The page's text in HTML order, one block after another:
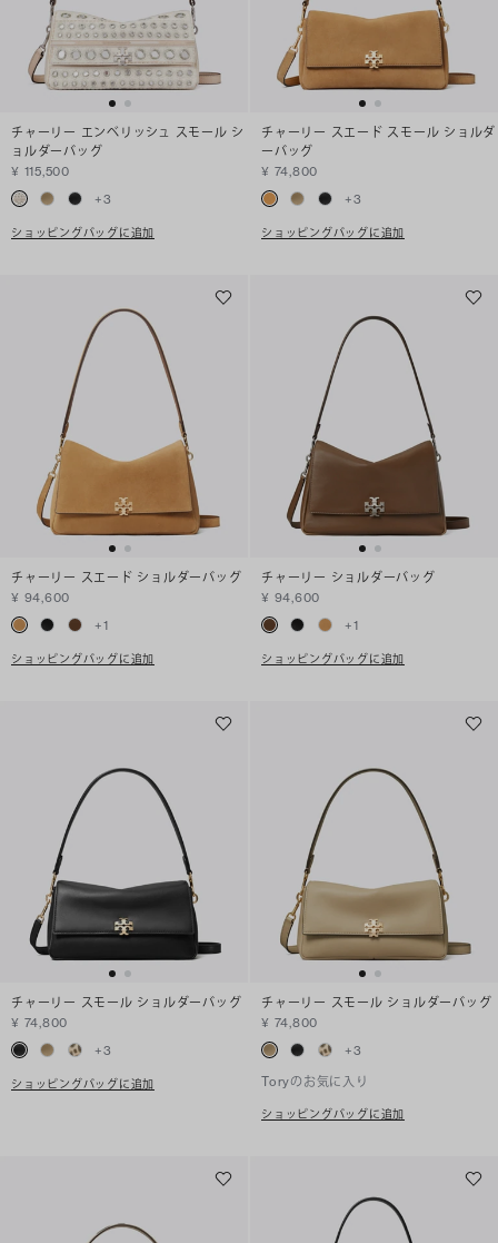
チャーリー エンベリッシュ スモール シ
ョルダーバッグ
¥ 115,500
+3
ショッピングバッグに追加
チャーリー スエード スモール ショルダ
ーバッグ
¥ 74,800
+3
ショッピングバッグに追加
チャーリー スエード ショルダーバッグ
¥ 94,600
+1
ショッピングバッグに追加
チャーリー ショルダーバッグ
¥ 94,600
+1
ショッピングバッグに追加
チャーリー スモール ショルダーバッグ
¥ 74,800
+3
ショッピングバッグに追加
チャーリー スモール ショルダーバッグ
¥ 74,800
+3
Toryのお気に入り
ショッピングバッグに追加